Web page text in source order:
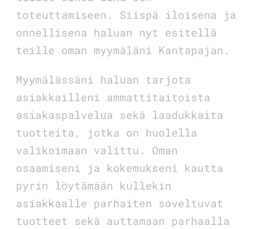
toteuttamiseen. Siispä iloisena ja
onnellisena haluan nyt esitellä
teille oman myymäläni Kantapajan.
Myymälässäni haluan tarjota
asiakkailleni ammattitaitoista
asiakaspalvelua sekä laadukkaita
tuotteita, jotka on huolella
valikoimaan valittu. Oman
osaamiseni ja kokemukseni kautta
pyrin löytämään kullekin
asiakkaalle parhaiten soveltuvat
tuotteet sekä auttamaan parhaalla